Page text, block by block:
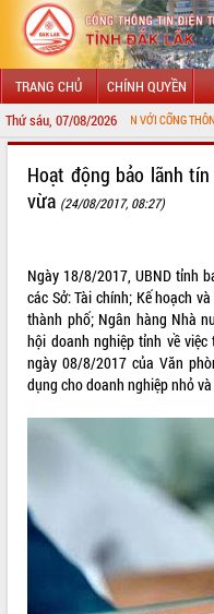
TRANG CHỦ CHÍNH QUYỀN
Thứ sáu, 07/08/2026
MỪNG ĐẾN VỚI CỔNG THÔNG TIN ĐIỆN TỬ
LÃNH ĐẠO UBND TỈNH
SỞ, BAN, NGÀNH
UBND CÁC XÃ, PHƯỜNG
THÔNG TIN CHỈ ĐẠO ĐIỀU HÀNH
VĂN BẢN HĐND TỈNH
ĐIỂM TIN VĂN BẢN
QUY HOẠCH - KẾ HOẠCH
Hoạt động bảo lãnh
vừa (24/08/2017, 08:27)
Ngày 18/8/2017, UBND tỉnh
các Sở: Tài chính; Kế hoạch
thành phố; Ngân hàng Nhà
hội doanh nghiệp tỉnh về việc
ngày 08/8/2017 của Văn
dụng cho doanh nghiệp nhỏ